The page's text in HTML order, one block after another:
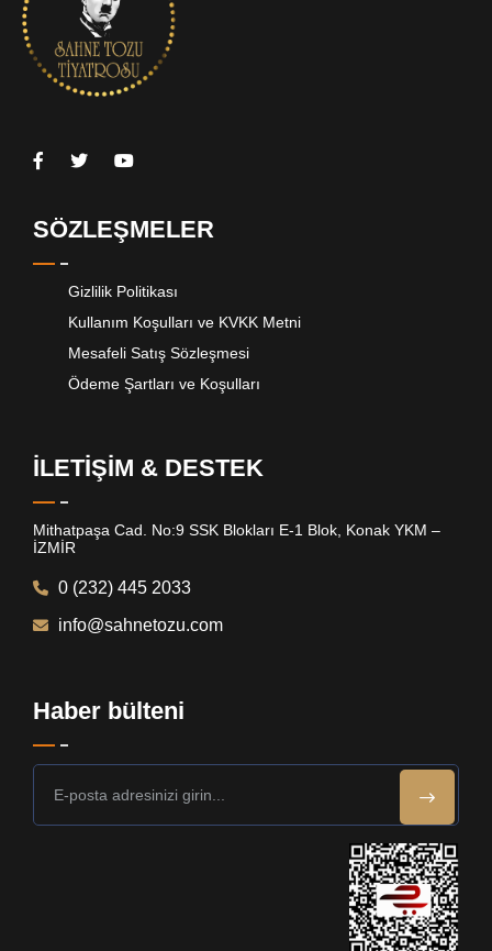
SÖZLEŞMELER
Gizlilik Politikası
Kullanım Koşulları ve KVKK Metni
Mesafeli Satış Sözleşmesi
Ödeme Şartları ve Koşulları
İLETİŞİM & DESTEK
Mithatpaşa Cad. No:9 SSK Blokları E-1 Blok, Konak YKM –
İZMİR
0 (232) 445 2033
info@sahnetozu.com
Haber bülteni